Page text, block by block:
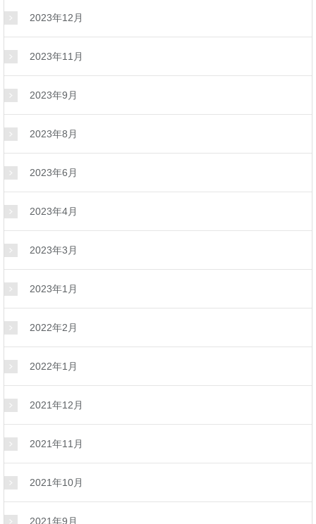
2023年12月
2023年11月
2023年9月
2023年8月
2023年6月
2023年4月
2023年3月
2023年1月
2022年2月
2022年1月
2021年12月
2021年11月
2021年10月
2021年9月